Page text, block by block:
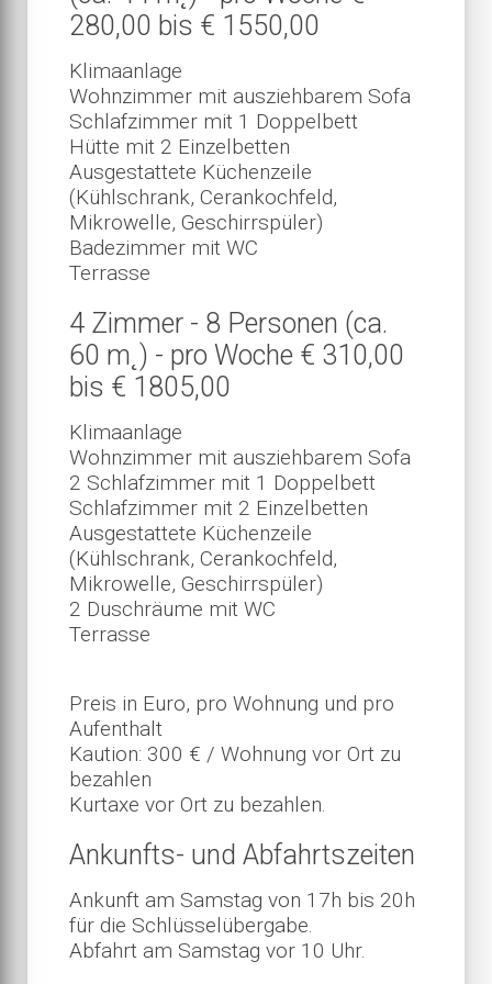
280,00 bis € 1550,00
Klimaanlage
Wohnzimmer mit ausziehbarem Sofa
Schlafzimmer mit 1 Doppelbett
Hütte mit 2 Einzelbetten
Ausgestattete Küchenzeile
(Kühlschrank, Cerankochfeld,
Mikrowelle, Geschirrspüler)
Badezimmer mit WC
Terrasse
4 Zimmer - 8 Personen (ca.
60 m˛) - pro Woche € 310,00
bis € 1805,00
Klimaanlage
Wohnzimmer mit ausziehbarem Sofa
2 Schlafzimmer mit 1 Doppelbett
Schlafzimmer mit 2 Einzelbetten
Ausgestattete Küchenzeile
(Kühlschrank, Cerankochfeld,
Mikrowelle, Geschirrspüler)
2 Duschräume mit WC
Terrasse
Preis in Euro, pro Wohnung und pro
Aufenthalt
Kaution: 300 € / Wohnung vor Ort zu
bezahlen
Kurtaxe vor Ort zu bezahlen.
Ankunfts- und Abfahrtszeiten
Ankunft am Samstag von 17h bis 20h
für die Schlüsselübergabe.
Abfahrt am Samstag vor 10 Uhr.